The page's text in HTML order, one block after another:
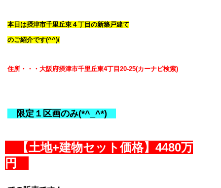
本日は摂津市千里丘東４丁目の新築戸建て
のご紹介です(^^)/
住所・・・大阪府摂津市千里丘東4丁目20-25(カーナビ検索)
限定１区画のみ(*^_^*)
【土地+建物セット価格】4480万
円